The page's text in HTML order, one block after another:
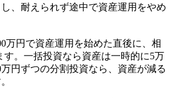
、耐えられず途中で資産運用をやめ
万円で資産運用を始めた直後に、相
す。一括投資なら資産は一時的に5万
円ずつの分割投資なら、資産が減る